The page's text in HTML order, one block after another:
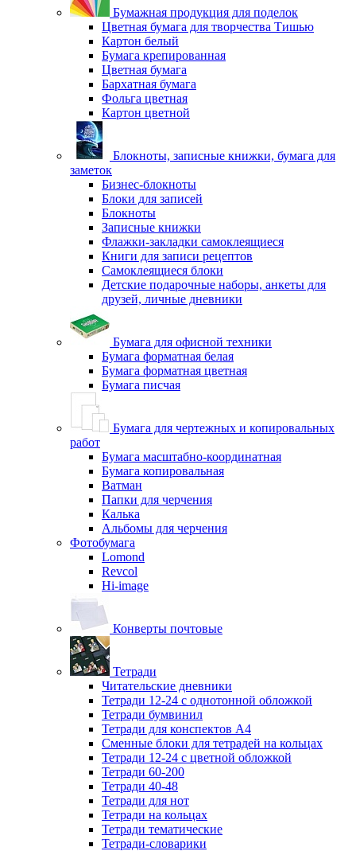
Бумажная продукция для поделок
Цветная бумага для творчества Тишью
Картон белый
Бумага крепированная
Цветная бумага
Бархатная бумага
Фольга цветная
Картон цветной
Блокноты, записные книжки, бумага для
заметок
Бизнес-блокноты
Блоки для записей
Блокноты
Записные книжки
Флажки-закладки самоклеящиеся
Книги для записи рецептов
Самоклеящиеся блоки
Детские подарочные наборы, анкеты для
друзей, личные дневники
Бумага для офисной техники
Бумага форматная белая
Бумага форматная цветная
Бумага писчая
Бумага для чертежных и копировальных
работ
Бумага масштабно-координатная
Бумага копировальная
Ватман
Папки для черчения
Калька
Альбомы для черчения
Фотобумага
Lomond
Revcol
Hi-image
Конверты почтовые
Тетради
Читательские дневники
Тетради 12-24 с однотонной обложкой
Тетради бумвинил
Тетради для конспектов А4
Сменные блоки для тетрадей на кольцах
Тетради 12-24 с цветной обложкой
Тетради 60-200
Тетради 40-48
Тетради для нот
Тетради на кольцах
Тетради тематические
Тетради-словарики